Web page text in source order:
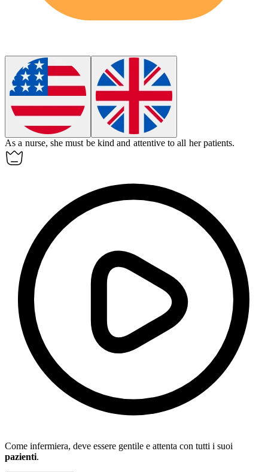
As a nurse, she must be kind and attentive to all herpatients.
Come infermiera, deve essere gentile e attenta con tutti i suoi
pazienti.